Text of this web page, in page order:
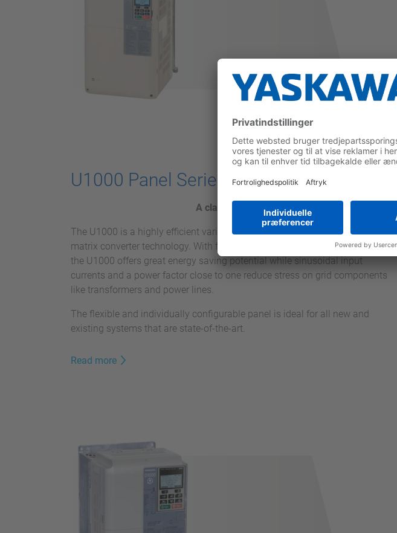
U1000 Panel Series
A class of its own
The U1000 is a highly efficient variable frequency drive (VFD) based on latest
matrix converter technology. With full power regeneration capability,
the U1000 offers great energy saving potential while sinusoidal input
currents and a power factor close to one reduce stress on grid components
like transformers and power lines.
The flexible and individually configurable panel is ideal for all new and
existing systems that are state-of-the-art.
Read more